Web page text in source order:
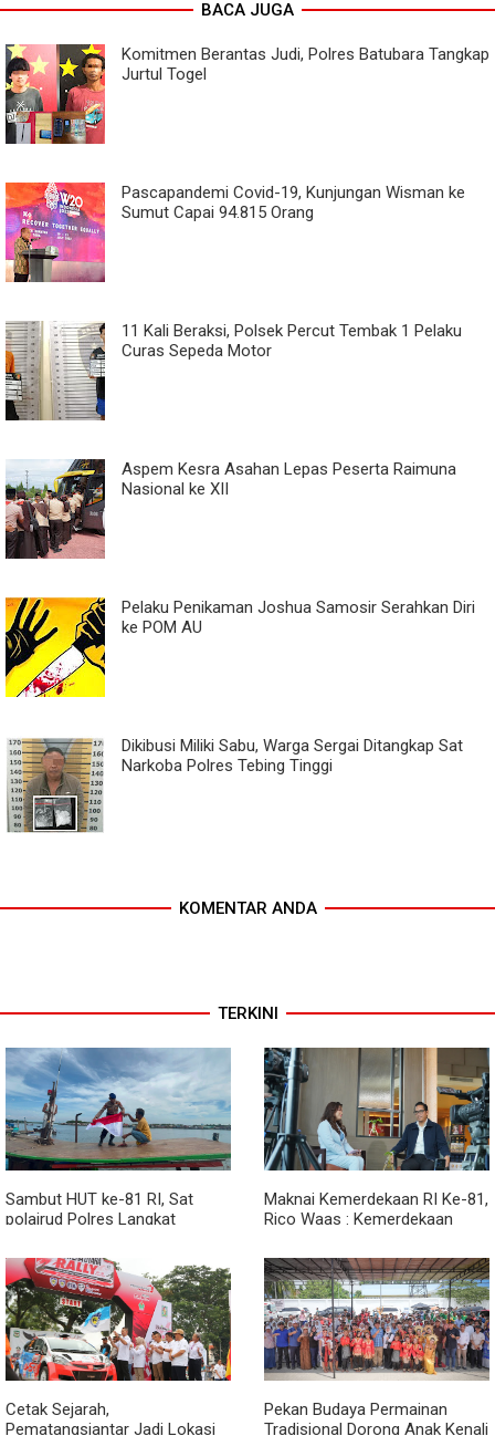
BACA JUGA
Komitmen Berantas Judi, Polres Batubara Tangkap
Jurtul Togel
Pascapandemi Covid-19, Kunjungan Wisman ke
Sumut Capai 94.815 Orang
11 Kali Beraksi, Polsek Percut Tembak 1 Pelaku
Curas Sepeda Motor
Aspem Kesra Asahan Lepas Peserta Raimuna
Nasional ke XII
Pelaku Penikaman Joshua Samosir Serahkan Diri
ke POM AU
Dikibusi Miliki Sabu, Warga Sergai Ditangkap Sat
Narkoba Polres Tebing Tinggi
KOMENTAR ANDA
TERKINI
Sambut HUT ke-81 RI, Sat
polairud Polres Langkat
kepada Nelayan
Maknai Kemerdekaan RI Ke-81,
Rico Waas : Kemerdekaan
Lewat Peningkatan Pelayanan
Primer
Cetak Sejarah,
Pematangsiantar Jadi Lokasi
Pekan Budaya Permainan
Tradisional Dorong Anak Kenali